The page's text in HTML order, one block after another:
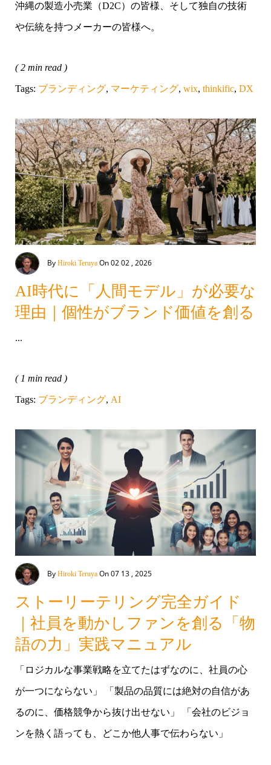
沖縄の製造小売業（D2C）の皆様、そして独自の技術
や伝統を持つメーカーの皆様へ。
( 2 min read )
Tags: ブランディング, マーケティング, wix, thinkific, DX
By Hiroki Teruya On 02 02 , 2026
AI時代に「人間モデル」が必要な
理由｜個性がブランド価値を創る
...
( 1 min read )
Tags: ブランディング, AI
By Hiroki Teruya On 07 13 , 2025
ストーリーテリング完全ガイド
｜社員を動かしファンを創る「物
語の力」実践マニュアル
「ロジカルな事業戦略を立てたはずなのに、社員の心
が一つにならない」 「製品の品質には絶対の自信があ
るのに、価格競争から抜け出せない」 「会社のビジョ
ンを熱く語っても、どこか他人事で伝わらない」